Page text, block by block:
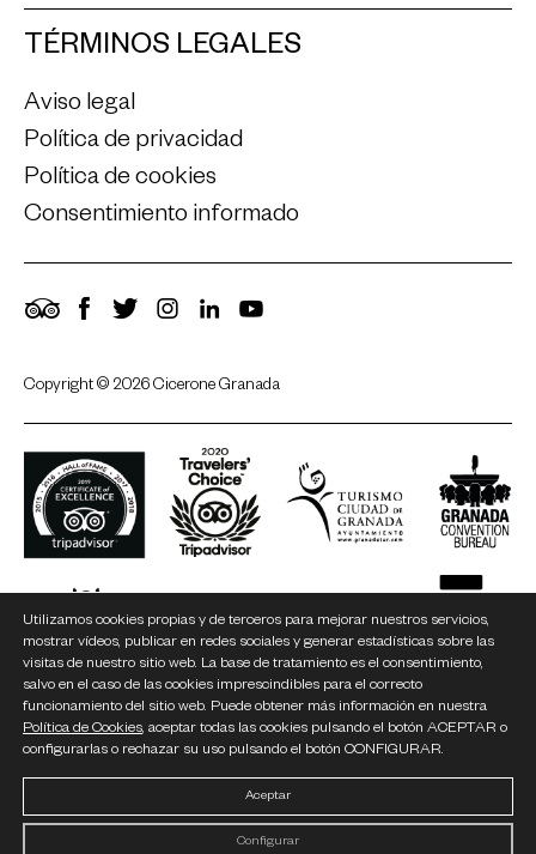
TÉRMINOS LEGALES
Aviso legal
Política de privacidad
Política de cookies
Consentimiento informado
Copyright © 2026 Cicerone Granada
Utilizamos cookies propias y de terceros para mejorar nuestros servicios,
mostrar vídeos, publicar en redes sociales y generar estadísticas sobre las
visitas de nuestro sitio web. La base de tratamiento es el consentimiento,
salvo en el caso de las cookies imprescindibles para el correcto
funcionamiento del sitio web. Puede obtener más información en nuestra
Política de Cookies, aceptar todas las cookies pulsando el botón ACEPTAR o
configurarlas o rechazar su uso pulsando el botón CONFIGURAR.
Aceptar
Configurar